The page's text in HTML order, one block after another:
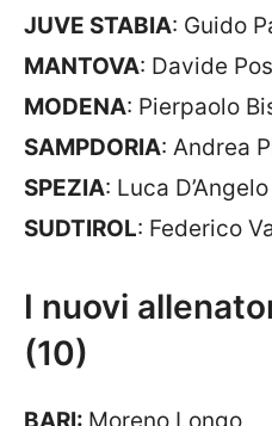
JUVE STABIA: Guido
MANTOVA: Davide
MODENA: Pierpaolo
SAMPDORIA: Andrea
SPEZIA: Luca D’Angelo
SUDTIROL: Federico
I nuovi
(10)
BARI: Moreno Longo